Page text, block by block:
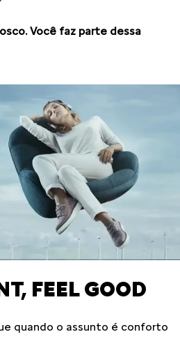
Você faz parte dessa
FEEL GOOD
quando o assunto é conforto